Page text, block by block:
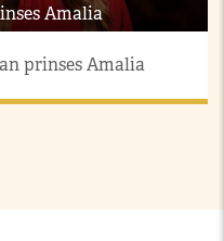
Amalia
prinses Amalia